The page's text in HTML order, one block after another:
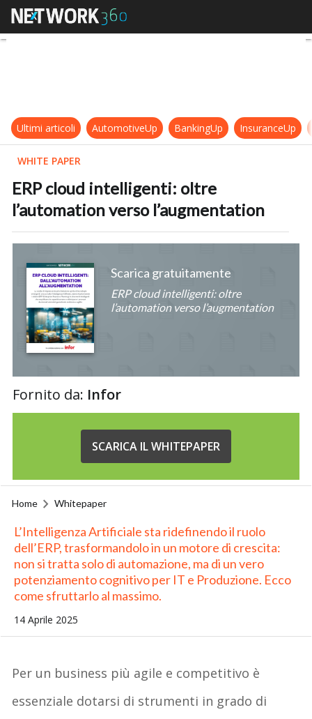
ERP cloud intelligenti: oltre
Ultimi articoli AutomotiveUp BankingUp InsuranceUp
WHITE PAPER
ERP cloud intelligenti: oltre
l’automation verso l’augmentation
Scarica gratuitamente
ERP cloud intelligenti: oltre
l’automation verso l’augmentation
Fornito da: Infor
SCARICA IL WHITEPAPER
Home Whitepaper
L’Intelligenza Artificiale sta ridefinendo il ruolo
dell’ERP, trasformandolo in un motore di crescita:
non si tratta solo di automazione, ma di un vero
potenziamento cognitivo per IT e Produzione. Ecco
come sfruttarlo al massimo.
14 Aprile 2025
Per un business più agile e competitivo è
essenziale dotarsi di strumenti in grado di